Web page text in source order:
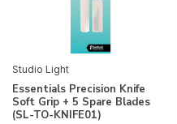
Studio Light
Essentials Precision Knife
Soft Grip + 5 Spare Blades
(SL-TO-KNIFE01)